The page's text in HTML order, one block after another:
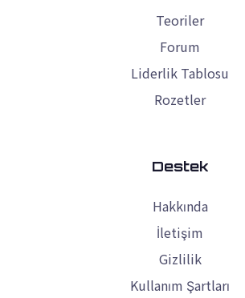
Teoriler
Forum
Liderlik Tablosu
Rozetler
Destek
Hakkında
İletişim
Gizlilik
Kullanım Şartları